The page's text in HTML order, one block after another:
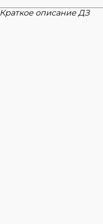
Краткое описание ДЗ